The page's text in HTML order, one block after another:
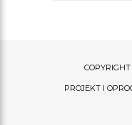
PROJEKT I